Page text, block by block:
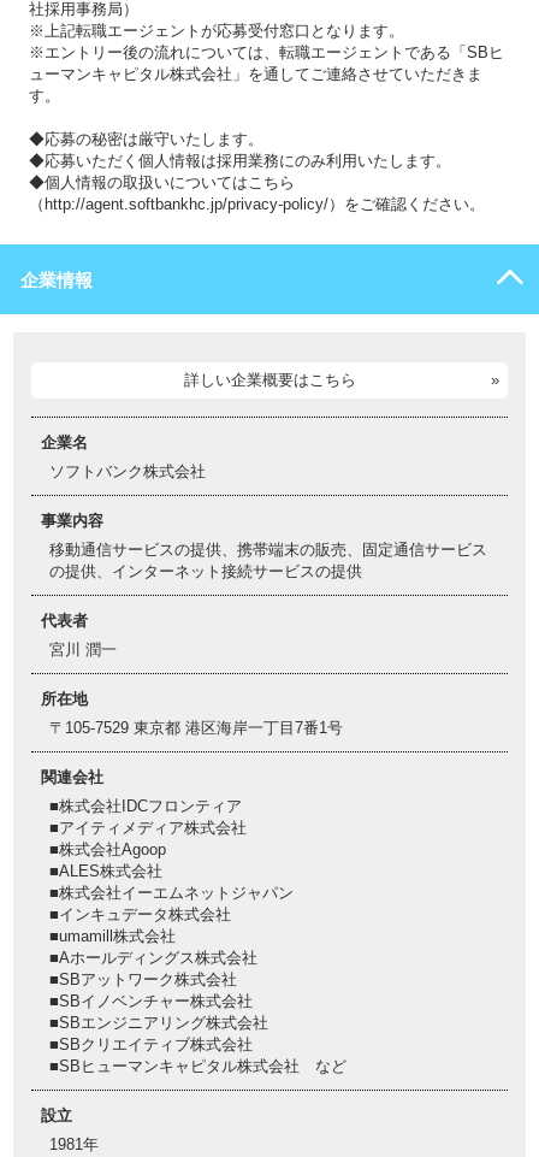
社採用事務局）
※上記転職エージェントが応募受付窓口となります。
※エントリー後の流れについては、転職エージェントである「SBヒ
ューマンキャピタル株式会社」を通してご連絡させていただきま
す。
◆応募の秘密は厳守いたします。
◆応募いただく個人情報は採用業務にのみ利用いたします。
◆個人情報の取扱いについてはこちら
（http://agent.softbankhc.jp/privacy-policy/）をご確認ください。
企業情報
詳しい企業概要はこちら
企業名
ソフトバンク株式会社
事業内容
移動通信サービスの提供、携帯端末の販売、固定通信サービス
の提供、インターネット接続サービスの提供
代表者
宮川 潤一
所在地
〒105-7529 東京都 港区海岸一丁目7番1号
関連会社
■株式会社IDCフロンティア
■アイティメディア株式会社
■株式会社Agoop
■ALES株式会社
■株式会社イーエムネットジャパン
■インキュデータ株式会社
■umamill株式会社
■Aホールディングス株式会社
■SBアットワーク株式会社
■SBイノベンチャー株式会社
■SBエンジニアリング株式会社
■SBクリエイティブ株式会社
■SBヒューマンキャピタル株式会社 など
設立
1981年